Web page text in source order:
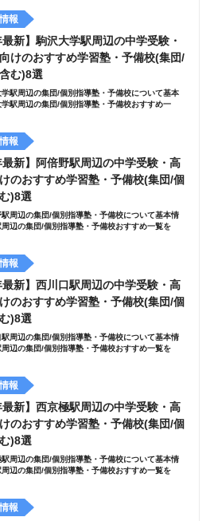
報
最新】駒沢大学駅周辺の中学受験・
けのおすすめ学習塾・予備校(集団/
む)8選
学駅周辺の集団/個別指導塾・予備校について基本
駅周辺の集団/個別指導塾・予備校おすすめ一
報
最新】阿倍野駅周辺の中学受験・高
のおすすめ学習塾・予備校(集団/個
)8選
駅周辺の集団/個別指導塾・予備校について基本情
辺の集団/個別指導塾・予備校おすすめ一覧を
報
最新】西川口駅周辺の中学受験・高
のおすすめ学習塾・予備校(集団/個
)8選
駅周辺の集団/個別指導塾・予備校について基本情
辺の集団/個別指導塾・予備校おすすめ一覧を
報
最新】西京極駅周辺の中学受験・高
のおすすめ学習塾・予備校(集団/個
)8選
駅周辺の集団/個別指導塾・予備校について基本情
辺の集団/個別指導塾・予備校おすすめ一覧を
報